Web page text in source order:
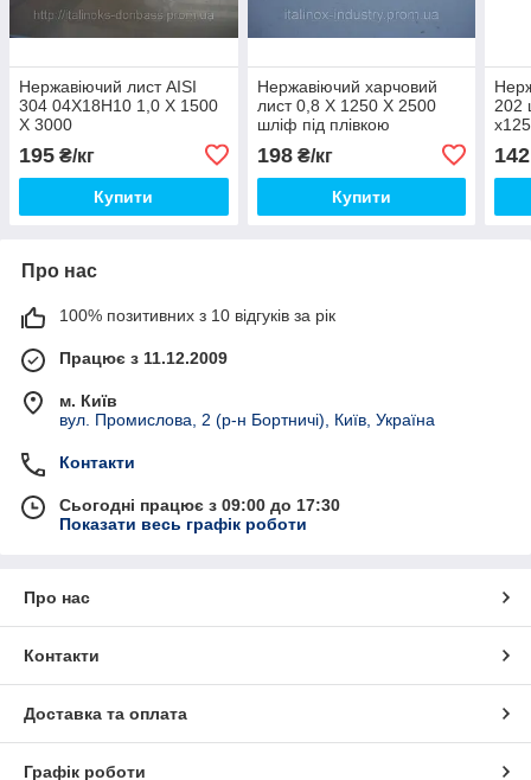
Нержавіючий лист AISI
304 04Х18Н10 1,0 Х 1500
Х 3000
195 ₴/кг
Купити
Нержавіючий харчовий
лист 0,8 Х 1250 Х 2500
шліф під плівкою
198₴/кг
Купити
202
142
Про нас
100% позитивних з 10 відгуків за рік
Працює з 11.12.2009
м. Київ
вул. Промислова, 2 (р-н Бортничі), Київ, Україна
Контакти
Сьогодні працює з 09:00 до 17:30
Показати весь графік роботи
Про нас
Контакти
Доставка та оплата
Графік роботи